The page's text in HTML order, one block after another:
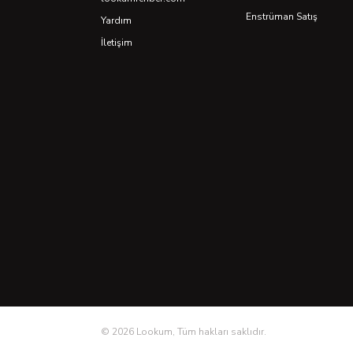
Yardım
İletişim
Enstrüman Satış
© 2026 Lookum, Tüm hakları saklıdır.